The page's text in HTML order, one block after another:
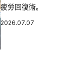
疲労回復術。
2026.07.07